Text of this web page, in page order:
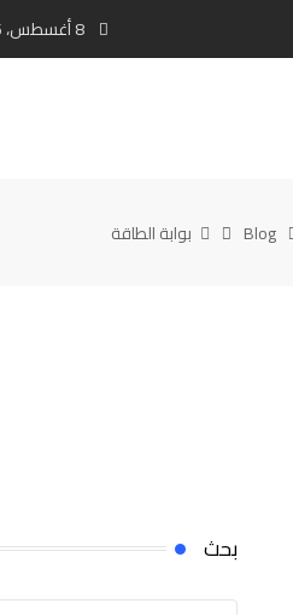
8 أغسطس، 2026
Blog بوابة الطاقة
بحث